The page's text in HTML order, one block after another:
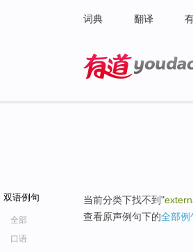
词典 翻译
双语例句
全部
口语
当前分类下找不到"
查看原声例句下的全部例